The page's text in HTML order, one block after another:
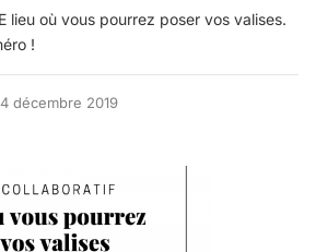
lieu où vous pourrez poser vos valises.
!
décembre 2019